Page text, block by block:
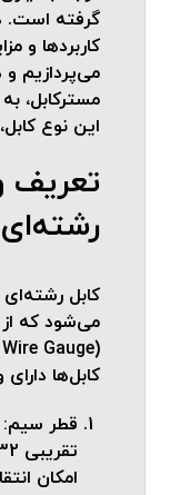
گرفته است.
می‌پردازیم
مسترکابل،
این نوع
تعریف
رشته‌ای AWG28
کابل‌ها
قطر سیم
امکان